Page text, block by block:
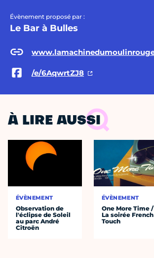
Évènement proposé par :
Le Bar à Bulles
/e/6AqwrtZJ8
À LIRE AUSSI
ÉVÈNEMENT
Observation de
l'éclipse de Soleil
au parc André
Citroën
ÉVÈNEMENT
One More Time /
La soirée French
Touch